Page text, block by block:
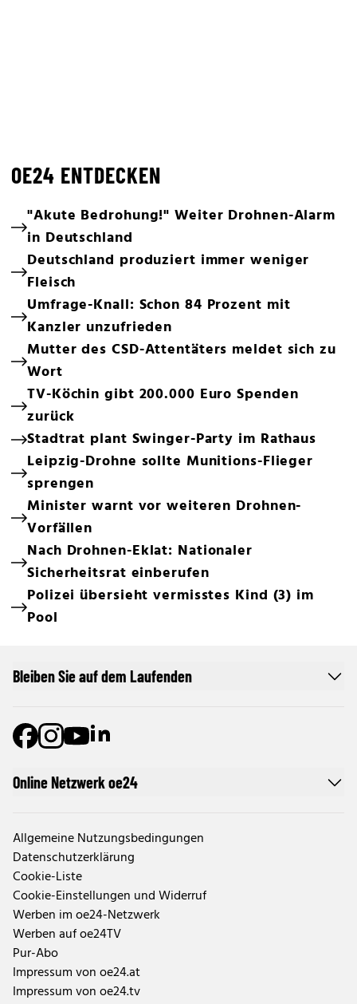
OE24 ENTDECKEN
"Akute Bedrohung!" Weiter Drohnen-Alarm
in Deutschland
Deutschland produziert immer weniger
Fleisch
Umfrage-Knall: Schon 84 Prozent mit
Kanzler unzufrieden
Mutter des CSD-Attentäters meldet sich zu
Wort
TV-Köchin gibt 200.000 Euro Spenden
zurück
Stadtrat plant Swinger-Party im Rathaus
Leipzig-Drohne sollte Munitions-Flieger
sprengen
Minister warnt vor weiteren Drohnen-
Vorfällen
Nach Drohnen-Eklat: Nationaler
Sicherheitsrat einberufen
Polizei übersieht vermisstes Kind (3) im
Pool
Online Netzwerk oe24
Allgemeine Nutzungsbedingungen
Datenschutzerklärung
Cookie-Liste
Cookie-Einstellungen und Widerruf
Werben im oe24-Netzwerk
Werben auf oe24TV
Pur-Abo
Impressum von oe24.at
Impressum von oe24.tv
Bleiben Sie auf dem Laufenden